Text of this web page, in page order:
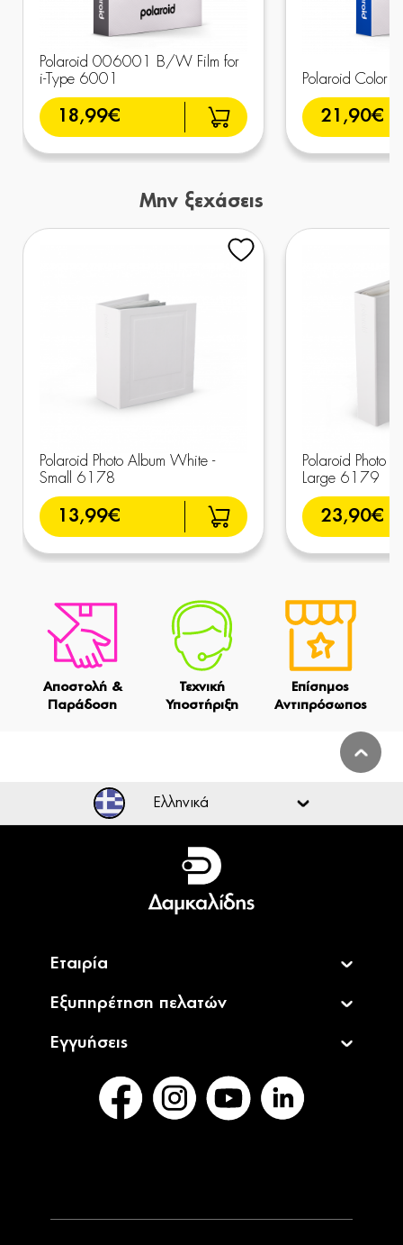
Polaroid 006001 B/W Film for
i-Type 6001
18,99€
Polaroid Color
21,90€
Μην ξεχάσεις
Polaroid Photo Album White -
Small 6178
13,99€
Polaroid Photo
Large 6179
23,90€
Αποστολή &
Παράδοση
Τεχνική
Υποστήριξη
Επίσημος
Αντιπρόσωπος
Ελληνικά
Ελληνικά
English
Εταιρία
Εξυπηρέτηση πελατών
Εγγυήσεις